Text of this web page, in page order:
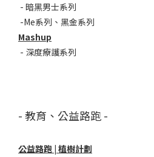
- 暗黑男士系列
-Me系列 、 黑金系列
Mashup
- 深度療護系列
- 教育、公益路跑 -
公益路跑 | 植樹計劃